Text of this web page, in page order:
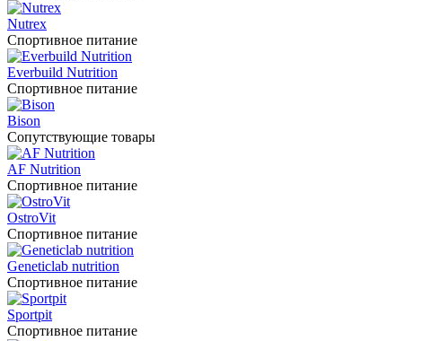
Nutrex
Спортивное питание
Everbuild Nutrition
Спортивное питание
Bison
Сопутствующие товары
AF Nutrition
Спортивное питание
OstroVit
Спортивное питание
Geneticlab nutrition
Спортивное питание
Sportpit
Спортивное питание